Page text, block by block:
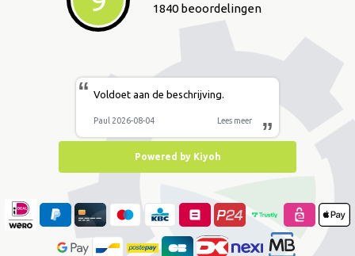
1840 beoordelingen
“ Voldoet aan de beschrijving.
Paul 2026-08-04 Lees meer ”
Powered by Kiyoh